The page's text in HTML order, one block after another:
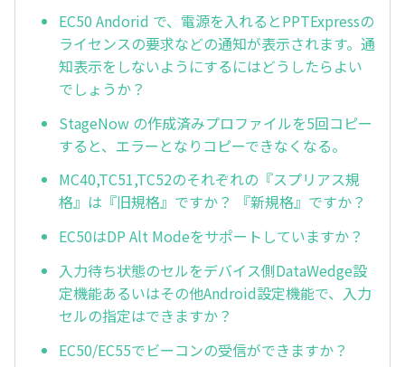
EC50 Andorid で、電源を入れるとPPTExpressの
ライセンスの要求などの通知が表示されます。通
知表示をしないようにするにはどうしたらよい
でしょうか？
StageNow の作成済みプロファイルを5回コピー
すると、エラーとなりコピーできなくなる。
MC40,TC51,TC52のそれぞれの『スプリアス規
格』は『旧規格』ですか？ 『新規格』ですか？
EC50はDP Alt Modeをサポートしていますか？
入力待ち状態のセルをデバイス側DataWedge設
定機能あるいはその他Android設定機能で、入力
セルの指定はできますか？
EC50/EC55でビーコンの受信ができますか？